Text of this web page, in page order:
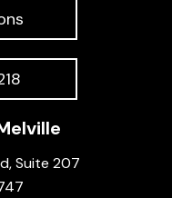
Suite 207